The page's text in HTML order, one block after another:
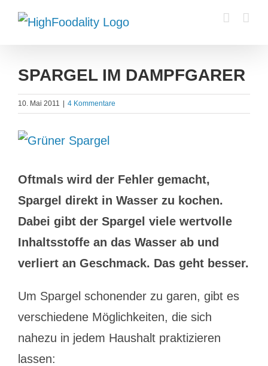
Zum
Inhalt
SPARGEL IM DAMPFGARER
10. Mai 2011 4 Kommentare
Zeige
Bild
Oftmals wird der Fehler gemacht,
Spargel direkt in Wasser zu kochen.
Dabei gibt der Spargel viele wertvolle
Inhaltsstoffe an das Wasser ab und
verliert an Geschmack. Das geht besser.
Um Spargel schonender zu garen, gibt es
verschiedene Möglichkeiten, die sich
nahezu in jedem Haushalt praktizieren
lassen: